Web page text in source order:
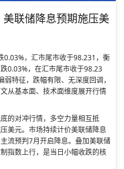
联储降息预期施压美
0.03%，汇市尾市收于98.231，衡
0.03%，在汇市尾市收于98.23
特征，跌幅有限、无深度回调，
从基本面、技术面维度展开行情
的对冲行情，多空力量相互抵
美元。市场持续计价美联储降息
流预判7月开启降息。叠加美联储
指数上行，是当日小幅收跌的核